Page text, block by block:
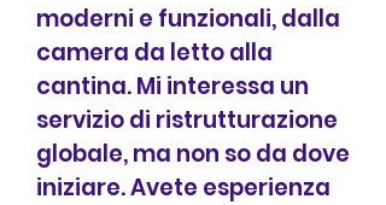
moderni e funzionali, dalla
camera da letto alla
cantina. Mi interessa un
servizio di ristrutturazione
globale, ma non so da dove
iniziare. Avete esperienza